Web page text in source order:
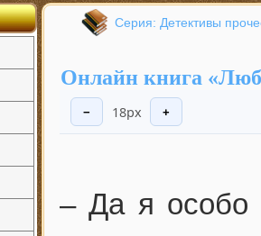
Серия: Детективы
Онлайн книга
− 18px +
– Да я особо